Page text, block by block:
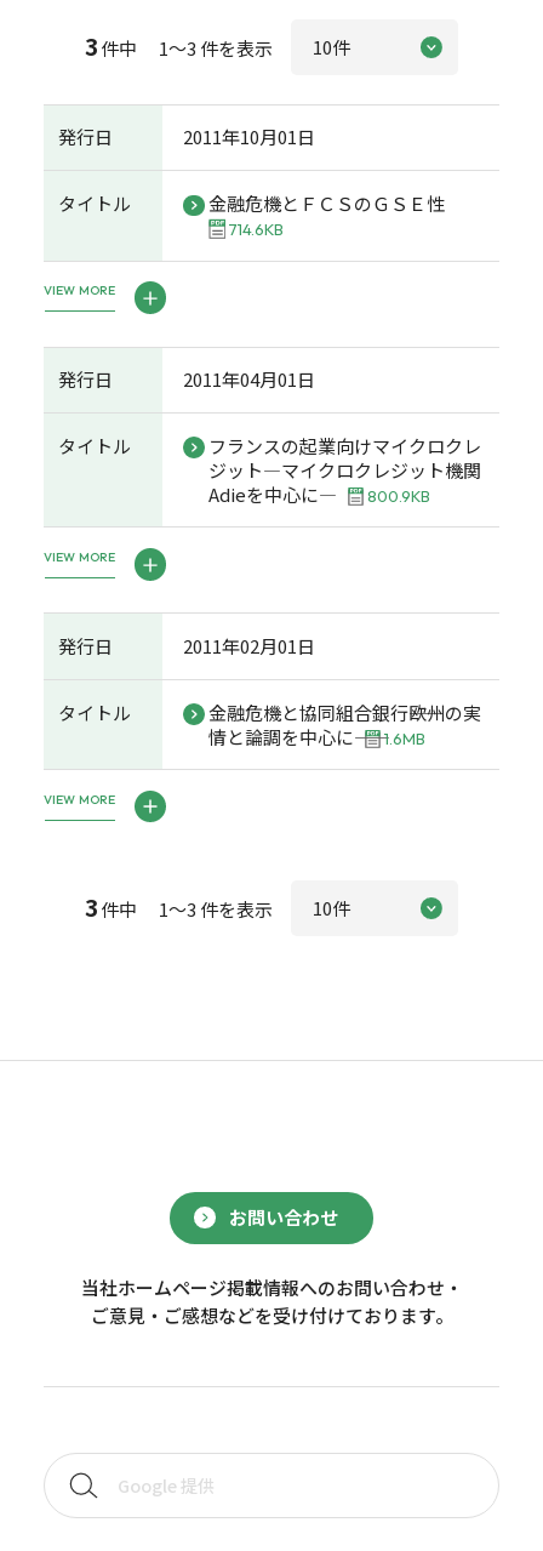
3件中 1～3 件を表示
発行日 2011年10月01日
タイトル 金融危機とＦＣＳのＧＳＥ性
714.6KB
VIEW MORE
発行日 2011年04月01日
タイトル
フランスの起業向けマイクロクレ
ジット―マイクロクレジット機関
Adieを中心に―
800.9KB
VIEW MORE
発行日 2011年02月01日
タイトル
金融危機と協同組合銀行――欧州の実
情と論調を中心に――
1.6MB
VIEW MORE
3件中 1～3 件を表示
お問い合わせ
当社ホームページ掲載情報へのお問い合わせ・
ご意見・ご感想などを受け付けております。